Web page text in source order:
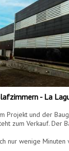
- La
Projekt und der
zum Verkauf. Der
nur wenige Minuten